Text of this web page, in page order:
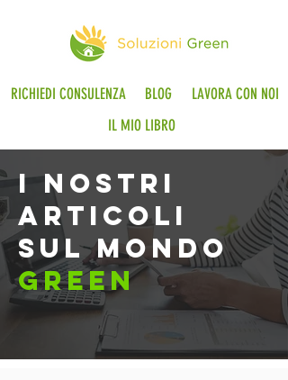
RICHIEDI CONSULENZA BLOG
LAVORA CON NOI
IL MIO LIBRO
i nostri
articoli
sul mondo
green